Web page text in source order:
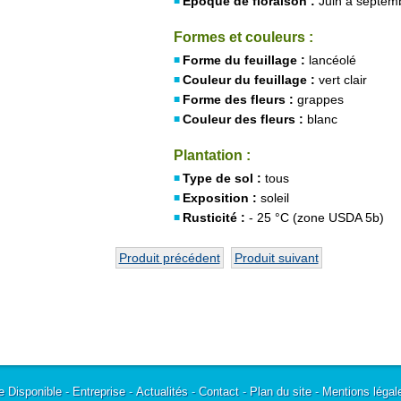
Formes et couleurs :
Forme du feuillage : lancéolé
Couleur du feuillage : vert clair
Forme des fleurs : grappes
Couleur des fleurs : blanc
Plantation :
Type de sol : tous
Exposition : soleil
Rusticité : - 25 °C (zone USDA 5b)
Produit précédent Produit suivant
Disponible- Entreprise- Actualités- Contact- Plan du site- Mentions